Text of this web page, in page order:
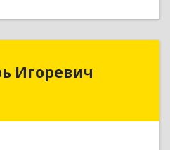
Игоревич
край, Тимашевский р-н,